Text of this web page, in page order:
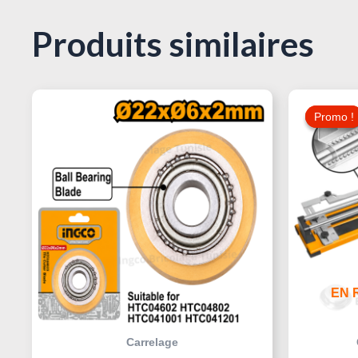
Produits similaires
Carrelage
Promo !
EN
Promo !